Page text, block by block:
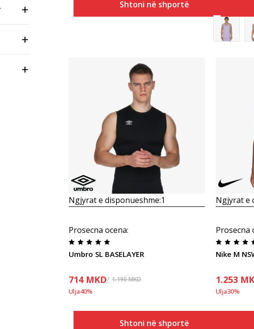
Shtoni në shportë
Krahasoni
Ngjyrat e disponueshme:1
Prosecna ocena:
Umbro SL BASELAYER
714 MKD 1.190MKD
Ulja40%
Shtoni në shportë
Ngjyrat e
Prosecna
Nike M
1.253
Ulja30%